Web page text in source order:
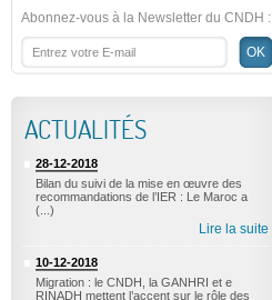
Abonnez-vous à la Newsletter du CNDH :
ACTUALITÉS
28-12-2018
Bilan du suivi de la mise en œuvre des
recommandations de l’IER : Le Maroc a
(...)
Lire la suite
10-12-2018
Migration : le CNDH, la GANHRI et e
RINADH mettent l’accent sur le rôle des